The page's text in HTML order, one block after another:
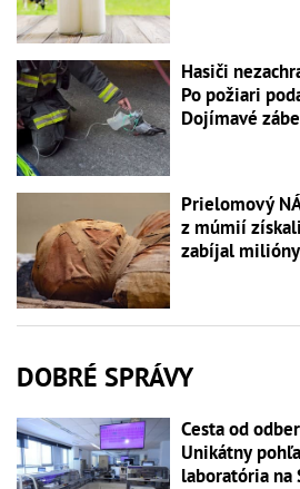
Hasiči
Po požiari
Dojímavé
Prielomový
z múmií
zabíjal
DOBRÉ SPRÁVY
Cesta od
Unikátny
laboratória na